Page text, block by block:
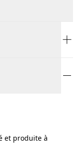
et produite à